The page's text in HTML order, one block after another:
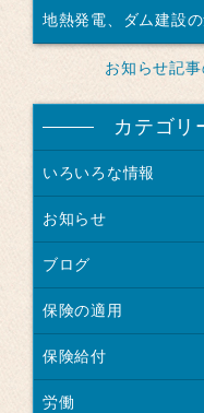
地熱発電、ダム建設
お知らせ記
カテゴリ
いろいろな情報
お知らせ
ブログ
保険の適用
保険給付
労働